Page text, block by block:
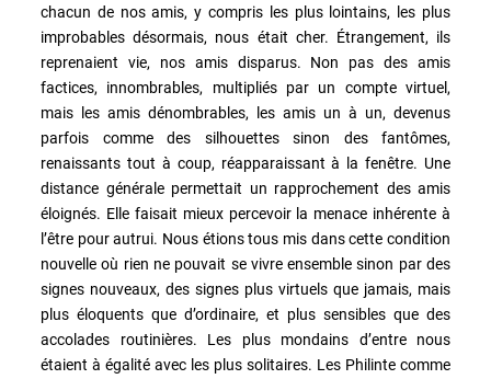
chacun de nos amis, y compris les plus lointains, les plus
improbables désormais, nous était cher. Étrangement, ils
reprenaient vie, nos amis disparus. Non pas des amis
factices, innombrables, multipliés par un compte virtuel,
mais les amis dénombrables, les amis un à un, devenus
parfois comme des silhouettes sinon des fantômes,
renaissants tout à coup, réapparaissant à la fenêtre. Une
distance générale permettait un rapprochement des amis
éloignés. Elle faisait mieux percevoir la menace inhérente à
l’être pour autrui. Nous étions tous mis dans cette condition
nouvelle où rien ne pouvait se vivre ensemble sinon par des
signes nouveaux, des signes plus virtuels que jamais, mais
plus éloquents que d’ordinaire, et plus sensibles que des
accolades routinières. Les plus mondains d’entre nous
étaient à égalité avec les plus solitaires. Les Philinte comme